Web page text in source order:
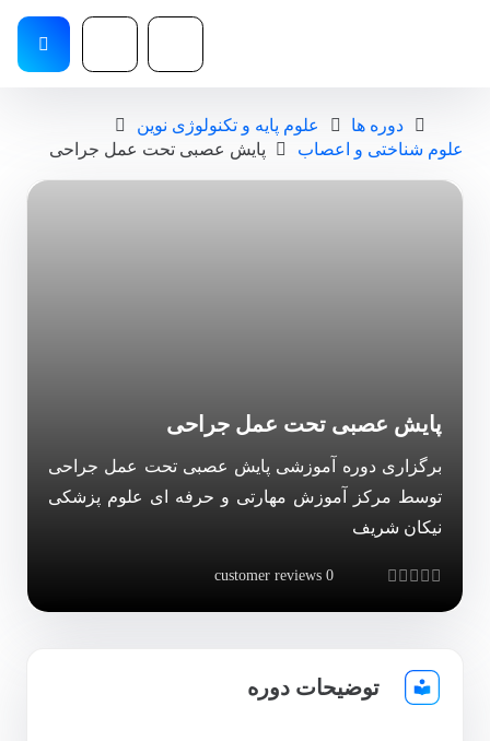
دوره ها
علوم پایه و تکنولوژی نوین
علوم شناختی و اعصاب
پایش عصبی تحت عمل جراحی
پایش عصبی تحت عمل جراحی
برگزاری دوره آموزشی پایش عصبی تحت عمل جراحی
توسط مرکز آموزش مهارتی و حرفه ای علوم پزشکی
نیکان شریف
0
customer reviews
توضیحات دوره